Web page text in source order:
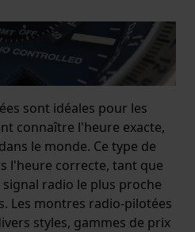
sont idéales pour les
connaître l'heure exacte,
le monde. Ce type de
l'heure correcte, tant que
radio le plus proche
Les montres radio-pilotées
styles, gammes de prix